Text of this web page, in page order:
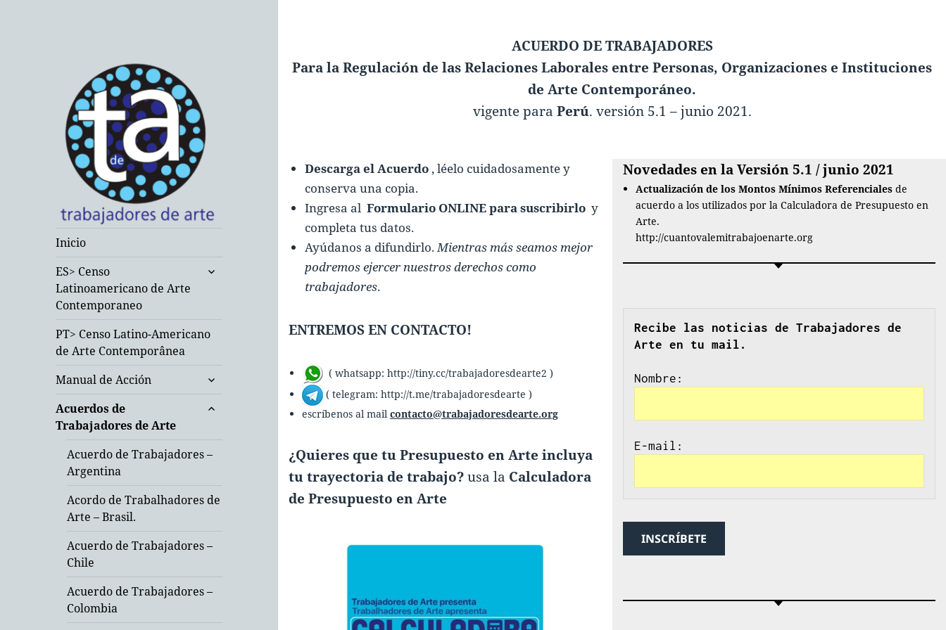
Trabajadores de
Arte
Contemporáneo
– América Latina
Inicio
ES> Censo
Latinoamericano de Arte
Contemporaneo
expande
PT> Censo Latino-Americano
de Arte Contemporânea
Manual de Acción
expande
menú
Acuerdos de
Trabajadores de Arte
expande
inferior
Acuerdo de Trabajadores –
Argentina
Acordo de Trabalhadores de
Arte – Brasil.
Acuerdo de Trabajadores –
Chile
Acuerdo de Trabajadores –
Colombia
ACUERDO DE TRABAJADORES
Para la Regulación de las Relaciones Laborales entre Personas, Organizaciones e Instituciones
de Arte Contemporáneo.
vigente para Perú. versión 5.1 – junio 2021.
Descarga el Acuerdo, léelo cuidadosamente y
conserva una copia.
Ingresa al Formulario ONLINE para suscribirlo y
completa tus datos.
Ayúdanos a difundirlo.Mientras más seamos mejor
podremos ejercer nuestros derechos como
trabajadores.
ENTREMOS EN CONTACTO!
( whatsapp: http://tiny.cc/trabajadoresdearte2 )
( telegram: http://t.me/trabajadoresdearte )
escríbenos al mail contacto@trabajadoresdearte.org
¿Quieres que tu Presupuesto en Arte incluya
tu trayectoria de trabajo?usa la Calculadora
de Presupuesto en Arte
Novedades en la Versión 5.1 / junio 2021
Actualización de los Montos MínimosReferenciales de
acuerdo a los utilizados por la Calculadora de Presupuesto en
Arte.
http://cuantovalemitrabajoenarte.org
Recibe las noticias de Trabajadores de
Arte en tu mail.
Nombre
E-mail: